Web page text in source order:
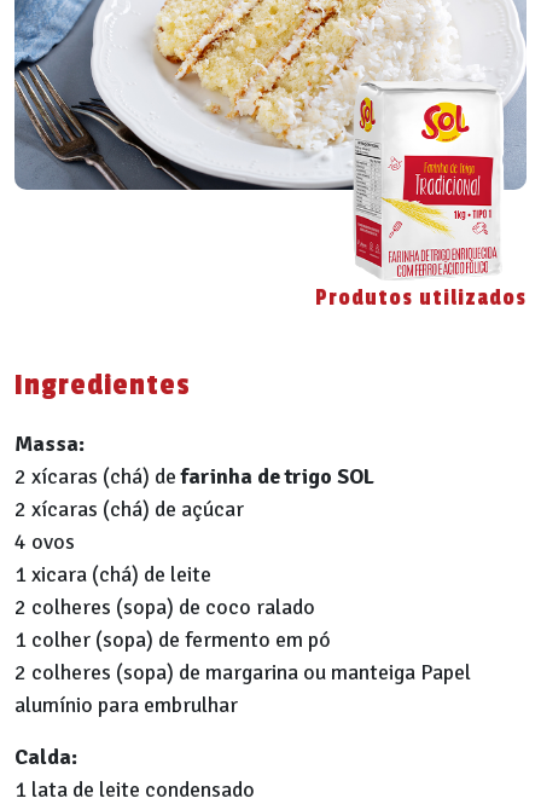
Produtos utilizados
Ingredientes
Massa:
2 xícaras (chá) defarinha de trigo SOL
2 xícaras (chá) de açúcar
4 ovos
1 xicara (chá) de leite
2 colheres (sopa) de coco ralado
1 colher (sopa) de fermento em pó
2 colheres (sopa) de margarina ou manteiga Papel
alumínio para embrulhar
Calda:
1 lata de leite condensado